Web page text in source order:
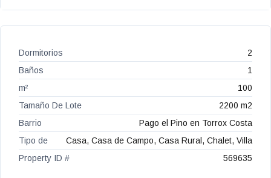
Dormitorios
2
Baños
1
m²
100
Tamaño De Lote
2200 m2
Barrio
Pago el Pino en Torrox Costa
Tipo de
Casa, Casa de Campo, Casa Rural, Chalet, Villa
Property ID #
569635